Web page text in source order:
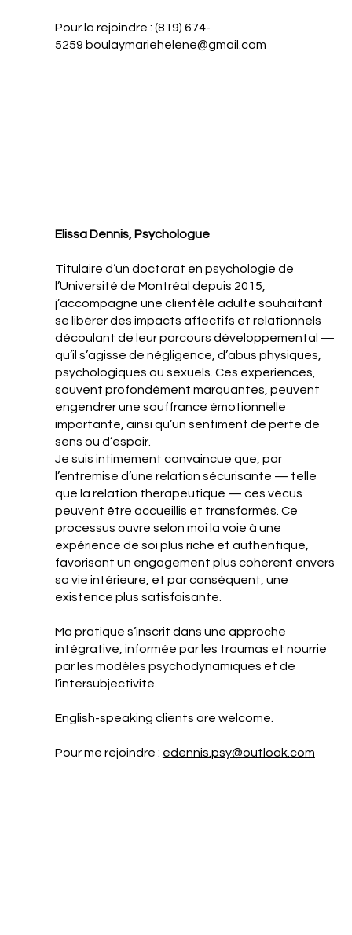
Pour la rejoindre : (819) 674-
5259 boulaymariehelene@gmail.com
Elissa Dennis, Psychologue
Titulaire d’un doctorat en psychologie de
l’Université de Montréal depuis 2015,
j’accompagne une clientèle adulte souhaitant
se libérer des impacts affectifs et relationnels
découlant de leur parcours développemental —
qu’il s’agisse de négligence, d’abus physiques,
psychologiques ou sexuels. Ces expériences,
souvent profondément marquantes, peuvent
engendrer une souffrance émotionnelle
importante, ainsi qu’un sentiment de perte de
sens ou d’espoir.
Je suis intimement convaincue que, par
l’entremise d’une relation sécurisante — telle
que la relation thérapeutique — ces vécus
peuvent être accueillis et transformés. Ce
processus ouvre selon moi la voie à une
expérience de soi plus riche et authentique,
favorisant un engagement plus cohérent envers
sa vie intérieure, et par conséquent, une
existence plus satisfaisante.
Ma pratique s’inscrit dans une approche
intégrative, informée par les traumas et nourrie
par les modèles psychodynamiques et de
l’intersubjectivité.
English-speaking clients are welcome.
Pour me rejoindre : edennis.psy@outlook.com